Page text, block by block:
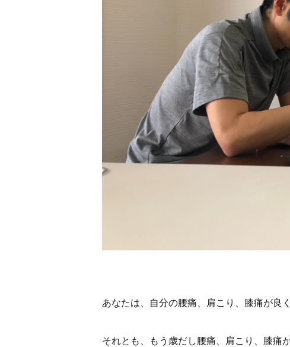
あなたは、自分の腰痛、肩こり、膝痛が良
それとも、もう歳だし腰痛、肩こり、膝痛